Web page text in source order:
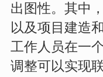
出图性。其中
以及项目建造
工作人员在一
调整可以实现